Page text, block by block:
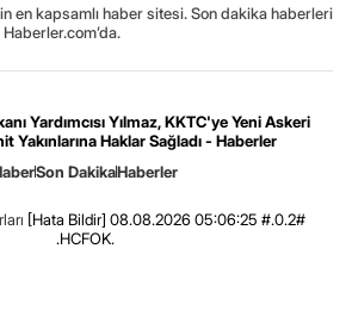
en kapsamlı haber sitesi. Son dakika haberleri
Yardımcısı Yılmaz, KKTC'ye Yeni Askeri
Yakınlarına Haklar Sağladı - Haberler
Son DakikaHaberler
[Hata Bildir] 08.08.2026 05:06:25 #.0.2#
.HCFOK.